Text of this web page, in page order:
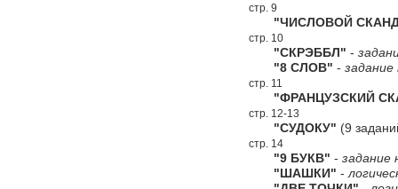
стр. 9
"ЧИСЛОВОЙ
стр. 10
"СКРЭББЛ" -
"8 СЛОВ" - задание
стр. 11
"ФРАНЦУЗСКИЙ
стр. 12-13
"СУДОКУ" (9
стр. 14
"9 БУКВ" - задание
"ШАШКИ" -